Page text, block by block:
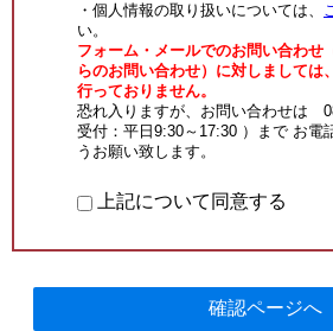
・個人情報の取り扱いについては、
い。
フォーム・メールでのお問い合わせ
らのお問い合わせ）に対しましては
行っておりません。
恐れ入りますが、お問い合わせは
受付：平日9:30～17:30 ）まで お電
うお願い致します。
上記について同意する
確認ページへ